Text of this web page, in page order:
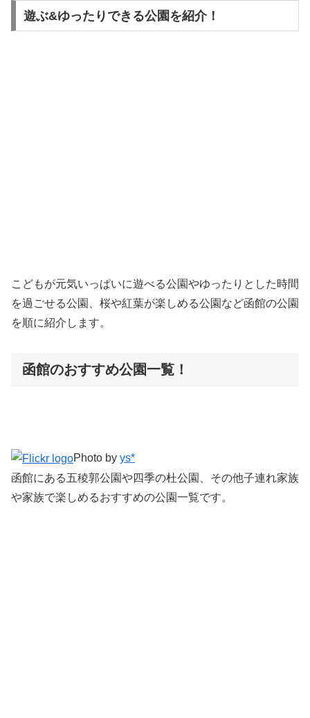
遊ぶ&ゆったりできる公園を紹介！
こどもが元気いっぱいに遊べる公園やゆったりとした時間
を過ごせる公園、桜や紅葉が楽しめる公園など函館の公園
を順に紹介します。
函館のおすすめ公園一覧！
Photo by ys*
函館にある五稜郭公園や四季の杜公園、その他子連れ家族
や家族で楽しめるおすすめの公園一覧です。